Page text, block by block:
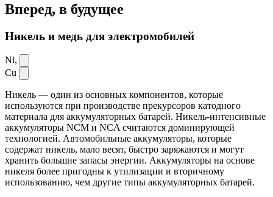
Вперед, в будущее
Никель и медь для электромобилей
Ni,
Cu
Никель — один из основных компонентов, которые
используются при производстве прекурсоров катодного
материала для аккумуляторных батарей. Никель-интенсивные
аккумуляторы NCM и NCA считаются доминирующей
технологией. Автомобильные аккумуляторы, которые
содержат никель, мало весят, быстро заряжаются и могут
хранить большие запасы энергии. Аккумуляторы на основе
никеля более пригодны к утилизации и вторичному
использованию, чем другие типы аккумуляторных батарей.